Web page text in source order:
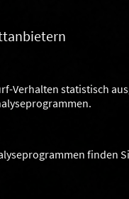
Verhalten statistisch
finden